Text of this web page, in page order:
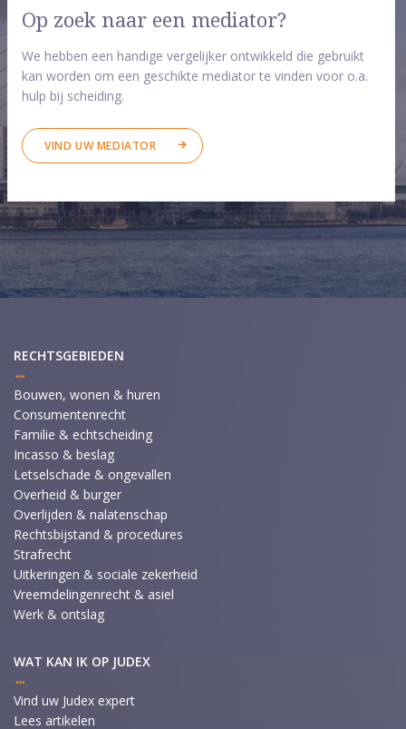
Op zoek naar een mediator?
We hebben een handige vergelijker ontwikkeld die gebruikt
kan worden om een geschikte mediator te vinden voor o.a.
hulp bij scheiding.
VIND UW MEDIATOR
RECHTSGEBIEDEN
Bouwen, wonen & huren
Consumentenrecht
Familie & echtscheiding
Incasso & beslag
Letselschade & ongevallen
Overheid & burger
Overlijden & nalatenschap
Rechtsbijstand & procedures
Strafrecht
Uitkeringen & sociale zekerheid
Vreemdelingenrecht & asiel
Werk & ontslag
WAT KAN IK OP JUDEX
Vind uw Judex expert
Lees artikelen